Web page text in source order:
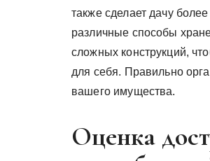
также сделает дачу
различные способы
сложных конструкций,
для себя. Правильно
вашего имущества.
Оценка